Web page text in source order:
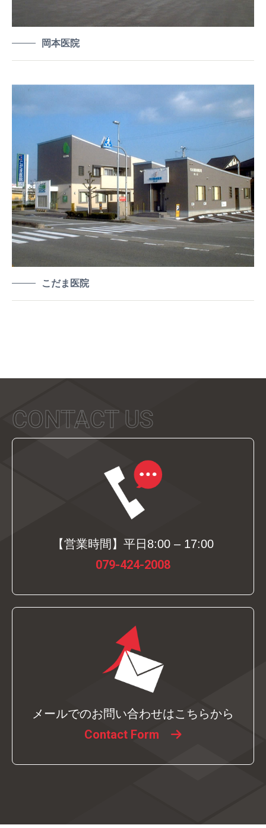
岡本医院
こだま医院
CONTACT US
【営業時間】平日8:00 – 17:00
079-424-2008
メールでのお問い合わせはこちらから
Contact Form